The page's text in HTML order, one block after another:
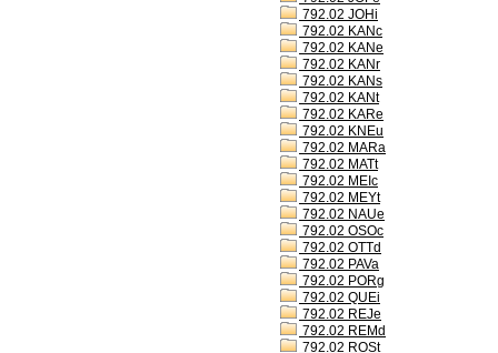
792.02 JOHi
792.02 KANc
792.02 KANe
792.02 KANr
792.02 KANs
792.02 KANt
792.02 KARe
792.02 KNEu
792.02 MARa
792.02 MATt
792.02 MEIc
792.02 MEYt
792.02 NAUe
792.02 OSOc
792.02 OTTd
792.02 PAVa
792.02 PORg
792.02 QUEi
792.02 REJe
792.02 REMd
792.02 ROSt